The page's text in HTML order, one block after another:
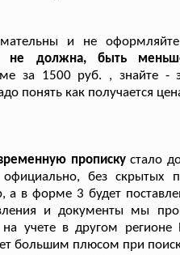
и не
не должна, быть
за 1500 руб. , знайте -
понять как получается
пропискустало
без скрытых
а в форме 3 будет
и документы мы
на учете в другом
большим плюсом при